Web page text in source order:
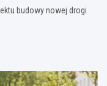
budowy nowej drogi